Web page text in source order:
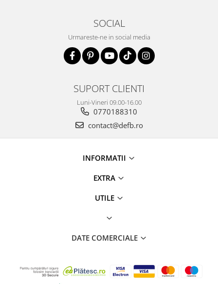
SOCIAL
Urmareste-ne in social media
SUPORT CLIENTI
Luni-Vineri 09.00-16.00
0770188310
contact@defb.ro
INFORMATII
EXTRA
UTILE
DATE COMERCIALE